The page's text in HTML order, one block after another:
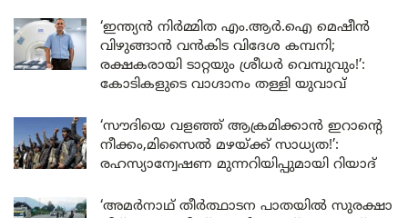
‘ഇന്ത്യൻ നിർമ്മിത എം.ആർ.ഐ മെഷീൻ
വിഴുങ്ങാൻ വൻകിട വിദേശ കമ്പനി;
രക്ഷകരായി ടാറ്റയും ശ്രീധർ വെമ്പുവും!’:
കോടികളുടെ വാഗ്ദാനം തള്ളി യുവാവ്
‘സൗദിയെ വളഞ്ഞ് ആക്രമിക്കാൻ ഇറാന്റെ
നീക്കം,മിസൈൽ മഴയ്ക്ക് സാധ്യത!’:
രഹസ്യാന്വേഷണ മുന്നറിയിപ്പുമായി റിയാദ്
‘അമർനാഥ് തീർത്ഥാടന പാതയിൽ സുരക്ഷാ